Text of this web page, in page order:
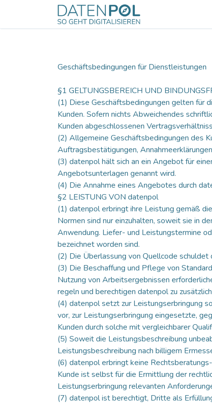
Zum Inhalt springen
Geschäftsbedingungen für Dienstleistungen
§1 GELTUNGSBEREICH UND
(1) Diese Geschäftsbedingungen gelten für
Kunden. Sofern nichts Abweichendes
Kunden abgeschlossenen
(2) Allgemeine Geschäftsbedingungen des
Auftragsbestätigungen,
(3) datenpol hält sich an ein Angebot für
Angebotsunterlagen genannt wird.
(4) Die Annahme eines Angebotes durch
§2 LEISTUNG VON datenpol
(1) datenpol erbringt ihre Leistung gemäß
Normen sind nur einzuhalten, soweit sie in
Anwendung. Liefer- und Leistungstermine
bezeichnet worden sind.
(2) Die Überlassung von Quellcode
(3) Die Beschaffung und Pflege von
Nutzung von Arbeitsergebnissen
regeln und berechtigen datenpol zu
(4) datenpol setzt zur Leistungserbringung
vor, zur Leistungserbringung eingesetzte,
Kunden durch solche mit vergleichbarer
(5) Soweit die Leistungsbeschreibung
Leistungsbeschreibung nach billigem
(6) datenpol erbringt keine
Kunde ist selbst für die Ermittlung der
Leistungserbringung relevanten
(7) datenpol ist berechtigt, Dritte als